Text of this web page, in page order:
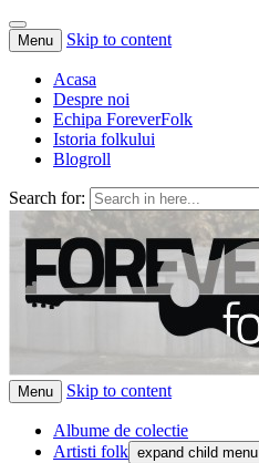
Menu Skip to content
Acasa
Despre noi
Echipa ForeverFolk
Istoria folkului
Blogroll
Search for:
ForeverFolk
Muzica sufletului tau
Menu Skip to content
Albume de colectie
Artisti folk expand child menu